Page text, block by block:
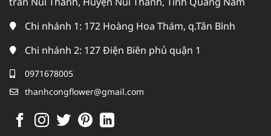
Chi nhánh 1: 172 Hoàng Hoa Thám, q.Tân Bình
Chi nhánh 2: 127 Điện Biên phủ quận 1
0971678005
thanhcongflower@gmail.com